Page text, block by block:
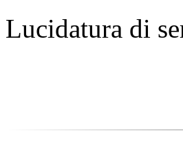
Lucidatura di